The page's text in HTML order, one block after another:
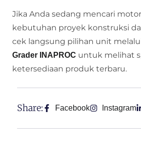
Jika Anda sedang mencari
kebutuhan proyek konstruksi
cek langsung pilihan unit
Grader INAPROC untuk melihat
ketersediaan produk terbaru.
Share: Facebook Instagram